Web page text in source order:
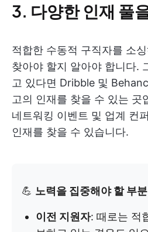
3. 다양한 인재 풀
적합한 수동적 구직자를 소
찾아야 할지 알아야 합니다.
고 있다면 Dribble 및
고의 인재를 찾을 수 있는 곳
네트워킹 이벤트 및 업계 컨
인재를 찾을 수 있습니다.
💪 노력을 집중해야 할 부분
이전 지원자: 때로는 적